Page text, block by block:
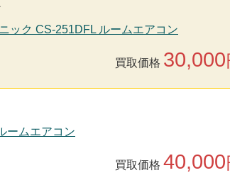
ック CS-251DFL ルームエアコン
買取価格 30,000
ームエアコン
買取価格 40,000